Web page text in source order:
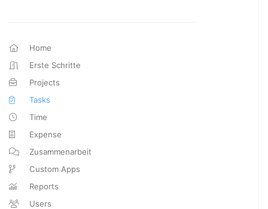
Home
Erste Schritte
Projects
Tasks
Time
Expense
Zusammenarbeit
Custom Apps
Reports
Users